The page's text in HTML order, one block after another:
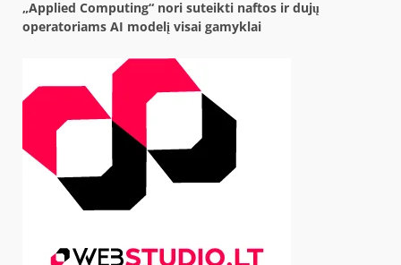
„Applied Computing“ nori suteikti naftos ir dujų
operatoriams AI modelį visai gamyklai